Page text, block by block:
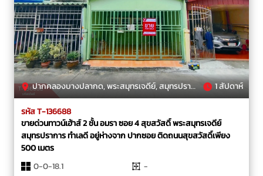
ปากคลองบางปลากด, พระสมุทรเจดีย์, สมุทรปราการ 1 สัปดาห์
รหัส T-136688
ขายด่วนทาวน์เฮ้าส์ 2 ชั้น อมรา ซอย 4 สุขสวัสดิ์ พระสมุทรเจดีย์
สมุทรปราการ ทำเลดี อยู่ห่างจาก ปากซอย ติดถนนสุขสวัสดิ์เพียง
500 เมตร
0-0-18.1
-